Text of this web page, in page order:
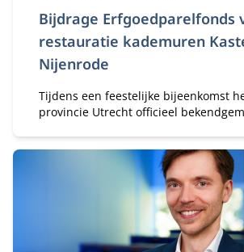
Bijdrage Erfgoedparelfonds
restauratie kademuren
Nijenrode
Tijdens een feestelijke bijeenkomst
provincie Utrecht officieel
geselecteerde projecten is de
kademuren van Kasteel Nijenrode in